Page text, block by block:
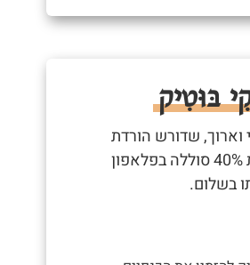
בּוּטִיק
וארוך, שדורש הורדת
חולצה ולפחות 40% סוללה בפלאפון
בשלום.